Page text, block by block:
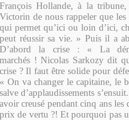
François Hollande, à la
Victorin de nous rappeler que
qui permet qu’ici ou loin d’ici,
peut réussir sa vie. » Puis il a
D’abord la crise : « La
marchés ! Nicolas Sarkozy dit
crise ? Il faut être solide pour
« On va changer le capitaine, le
salve d’applaudissements
avoir creusé pendant cinq ans
prix de vertu ?! Et pourquoi pas